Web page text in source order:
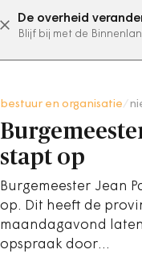
De overheid
Blijf bij met de
bestuur en organisatie
stapt op
Burgemeester Jean
op. Dit heeft de
maandagavond
opspraak door…